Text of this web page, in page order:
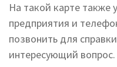
На такой карте также
предприятия и
позвонить для
интересующий вопрос.